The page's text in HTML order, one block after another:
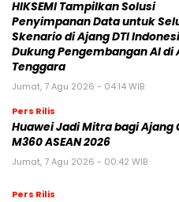
HIKSEMI Tampilkan Solusi
Penyimpanan Data untuk
Skenario di Ajang DTI
Dukung Pengembangan AI di
Tenggara
Jumat, 7 Agu 2026 - 04:14 WIB
Pers Rilis
Huawei Jadi Mitra bagi Ajang
M360 ASEAN 2026
Jumat, 7 Agu 2026 - 00:42 WIB
Pers Rilis